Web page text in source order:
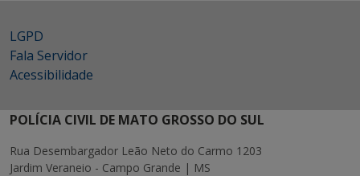
LGPD
Fala Servidor
Acessibilidade
POLÍCIA CIVIL DE MATO GROSSO DO SUL
Rua Desembargador Leão Neto do Carmo 1203
Jardim Veraneio - Campo Grande | MS